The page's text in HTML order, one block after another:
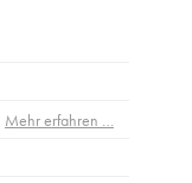
Mehr erfahren …